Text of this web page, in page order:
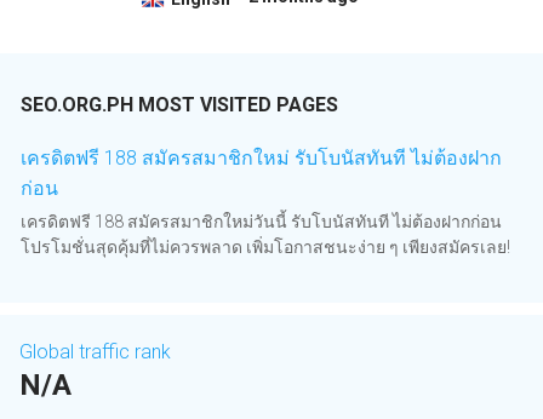
SEO.ORG.PH MOST VISITED PAGES
เครดิตฟรี 188 สมัครสมาชิกใหม่ รับโบนัสทันที ไม่ต้องฝาก
ก่อน
เครดิตฟรี 188 สมัครสมาชิกใหม่วันนี้ รับโบนัสทันที ไม่ต้องฝากก่อน
โปรโมชั่นสุดคุ้มที่ไม่ควรพลาด เพิ่มโอกาสชนะง่าย ๆ เพียงสมัครเลย!
Global traffic rank
N/A